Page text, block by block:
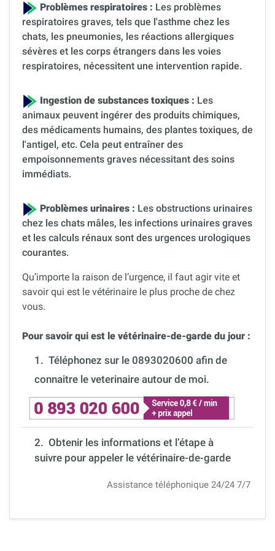
Problèmes respiratoires : Les problèmes
respiratoires graves, tels que l'asthme chez les
chats, les pneumonies, les réactions allergiques
sévères et les corps étrangers dans les voies
respiratoires, nécessitent une intervention rapide.
Ingestion de substances toxiques : Les
animaux peuvent ingérer des produits chimiques,
des médicaments humains, des plantes toxiques, de
l'antigel, etc. Cela peut entraîner des
empoisonnements graves nécessitant des soins
immédiats.
Problèmes urinaires : Les obstructions urinaires
chez les chats mâles, les infections urinaires graves
et les calculs rénaux sont des urgences urologiques
courantes.
Qu’importe la raison de l’urgence, il faut agir vite et
savoir qui est le vétérinaire le plus proche de chez
vous.
Pour savoir qui est le vétérinaire-de-garde du jour :
1. Téléphonez sur le 0893020600 afin de
connaitre le veterinaire autour de moi.
2. Obtenir les informations et l’étape à
suivre pour appeler le vétérinaire-de-garde
Assistance téléphonique 24/24 7/7